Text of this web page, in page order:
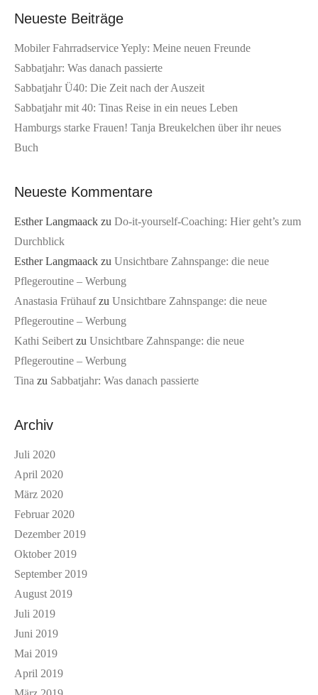
Neueste Beiträge
Mobiler Fahrradservice Yeply: Meine neuen Freunde
Sabbatjahr: Was danach passierte
Sabbatjahr Ü40: Die Zeit nach der Auszeit
Sabbatjahr mit 40: Tinas Reise in ein neues Leben
Hamburgs starke Frauen! Tanja Breukelchen über ihr neues
Buch
Neueste Kommentare
Esther Langmaack zu Do-it-yourself-Coaching: Hier geht’s zum
Durchblick
Esther Langmaack zu Unsichtbare Zahnspange: die neue
Pflegeroutine – Werbung
Anastasia Frühaufzu Unsichtbare Zahnspange: die neue
Pflegeroutine – Werbung
Kathi Seibert zu Unsichtbare Zahnspange: die neue
Pflegeroutine – Werbung
Tina zu Sabbatjahr: Was danach passierte
Archiv
Juli 2020
April 2020
März 2020
Februar 2020
Dezember 2019
Oktober 2019
September 2019
August 2019
Juli 2019
Juni 2019
Mai 2019
April 2019